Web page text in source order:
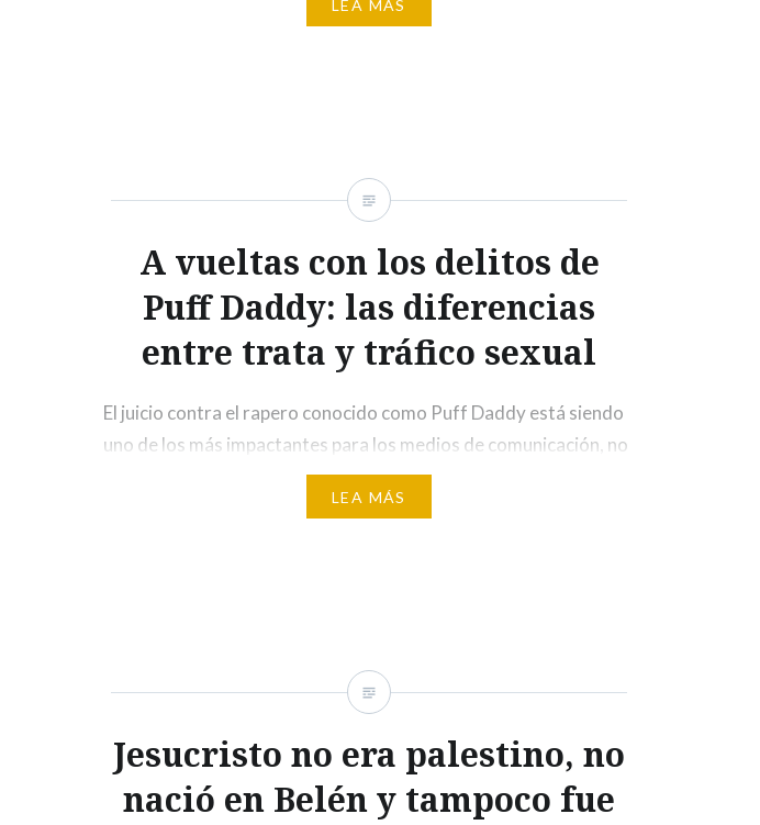
consecuencia del ictus. El rumor…
LEA MÁS
A vueltas con los delitos de
Puff Daddy: las diferencias
entre trata y tráfico sexual
El juicio contra el rapero conocido como Puff Daddy está siendo
uno de los más impactantes para los medios de comunicación, no
solo por los delitos de los que se le acusa, sino también por la
posible implicación de otras celebridades. Entre otras causas, el
LEA MÁS
Jesucristo no era palestino, no
nació en Belén y tampoco fue